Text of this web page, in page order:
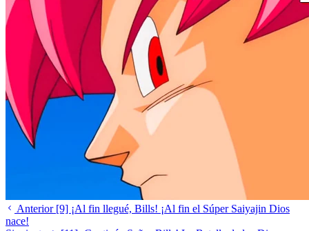
Anterior [9] ¡Al fin llegué, Bills! ¡Al fin el Súper Saiyajin Dios
nace!